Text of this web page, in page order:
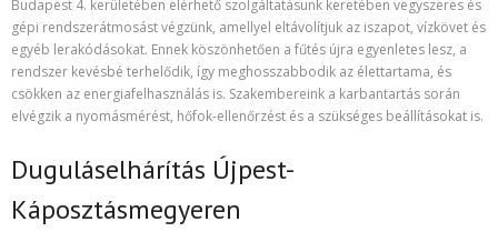
Budapest 4. kerületében elérhető szolgáltatásunk keretében vegyszeres és
gépi rendszerátmosást végzünk, amellyel eltávolítjuk az iszapot, vízkövet és
egyéb lerakódásokat. Ennek köszönhetően a fűtés újra egyenletes lesz, a
rendszer kevésbé terhelődik, így meghosszabbodik az élettartama, és
csökken az energiafelhasználás is. Szakembereink a karbantartás során
elvégzik a nyomásmérést, hőfok-ellenőrzést és a szükséges beállításokat is.
Duguláselhárítás Újpest-
Káposztásmegyeren